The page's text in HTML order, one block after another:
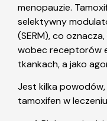
menopauzie.
selektywny
(SERM), co
wobec receptorów
tkankach, a jako
Jest kilka
tamoxifen w